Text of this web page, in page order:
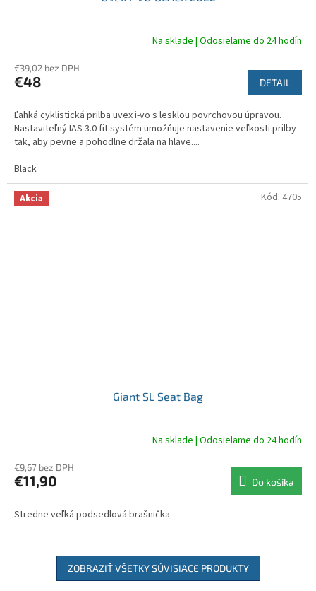
A
R
M
O
Na sklade | Odosielame do 24 hodín
€39,02 bez DPH
€48 DETAIL
Ľahká cyklistická prilba uvex i-vo s lesklou povrchovou úpravou.
Nastaviteľný IAS 3.0 fit systém umožňuje nastavenie veľkosti prilby
tak, aby pevne a pohodlne držala na hlave....
Black
Akcia
Giant SL Seat Bag
Na sklade | Odosielame do 24 hodín
€9,67 bez DPH
€11,90 Do košíka
Stredne veľká podsedlová brašnička
Kód: 4705
ZOBRAZIŤ VŠETKY SÚVISIACE PRODUKTY